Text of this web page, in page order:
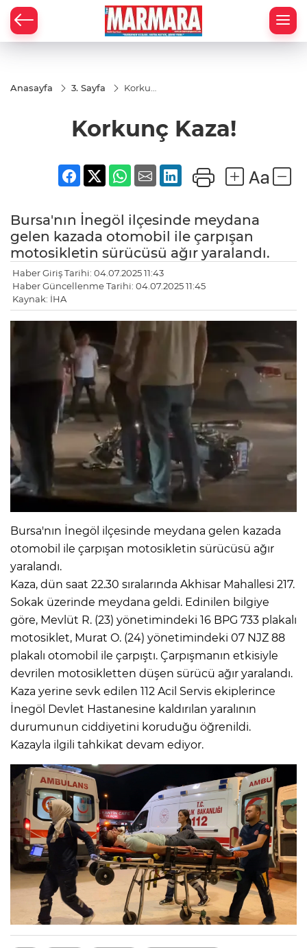
Anasayfa 3. Sayfa
Korkunç
Korkunç Kaza!
Bursa'nın İnegöl ilçesinde meydana
gelen kazada otomobil ile çarpışan
motosikletin sürücüsü ağır yaralandı.
Haber Giriş Tarihi: 04.07.2025 11:43
Haber Güncellenme Tarihi: 04.07.2025 11:45
Kaynak: İHA
Bursa'nın İnegöl ilçesinde meydana gelen kazada
otomobil ile çarpışan motosikletin sürücüsü ağır
yaralandı.
Kaza, dün saat 22.30 sıralarında Akhisar Mahallesi 217.
Sokak üzerinde meydana geldi. Edinilen bilgiye
göre, Mevlüt R. (23) yönetimindeki 16 BPG 733 plakalı
motosiklet, Murat O. (24) yönetimindeki 07 NJZ 88
plakalı otomobil ile çarpıştı. Çarpışmanın etkisiyle
devrilen motosikletten düşen sürücü ağır yaralandı.
Kaza yerine sevk edilen 112 Acil Servis ekiplerince
İnegöl Devlet Hastanesine kaldırılan yaralının
durumunun ciddiyetini koruduğu öğrenildi.
Kazayla ilgili tahkikat devam ediyor.